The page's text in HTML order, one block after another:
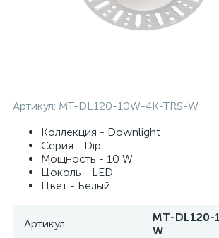
Артикул: MT-DL120-10W-4K-TRS-W
Коллекция - Downlight
Серия - Dip
Мощность - 10 W
Цоколь - LED
Цвет - Белый
Артикул
MT-DL120-
W